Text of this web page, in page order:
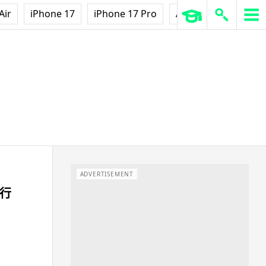
iPhone 17 iPhone 17 Pro AirPods Pro 3
ADVERTISEMENT